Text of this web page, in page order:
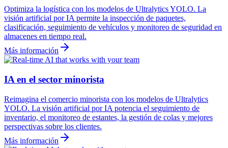
Optimiza la logística con los modelos de Ultralytics YOLO. La
visión artificial por IA permite la inspección de paquetes,
clasificación, seguimiento de vehículos y monitoreo de seguridad en
almacenes en tiempo real.
Más información
IA en el sector minorista
Reimagina el comercio minorista con los modelos de Ultralytics
YOLO. La visión artificial por IA potencia el seguimiento de
inventario, el monitoreo de estantes, la gestión de colas y mejores
perspectivas sobre los clientes.
Más información